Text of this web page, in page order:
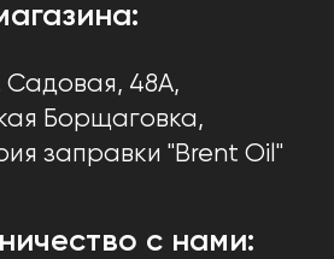
Садовая, 48А,
Борщаговка,
заправки "Brent Oil"
с нами: